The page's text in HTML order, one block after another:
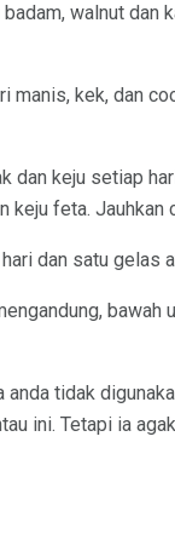
walnut dan
manis, kek, dan
dan keju setiap
keju feta. Jauhkan
dan satu gelas
bawah
tidak
ini. Tetapi ia